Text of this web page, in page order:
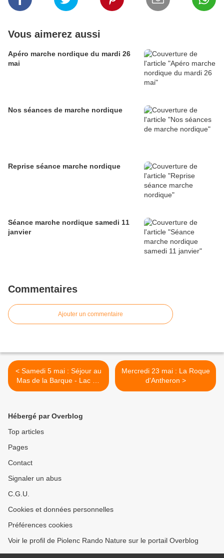
Vous aimerez aussi
Apéro marche nordique du mardi 26
mai
Nos séances de marche nordique
Reprise séance marche nordique
Séance marche nordique samedi 11
janvier
Commentaires
Ajouter un commentaire
< Samedi 5 mai : Séjour au
Mas de la Barque - Lac de
Villefort
Mercredi 23 mai : La Roque
d'Antheron >
Hébergé par Overblog
Top articles
Pages
Contact
Signaler un abus
C.G.U.
Cookies et données personnelles
Préférences cookies
Voir le profil de Piolenc Rando Nature sur le portail Overblog